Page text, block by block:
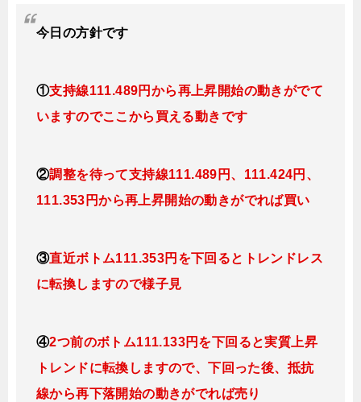
今日 の方針です
①支持線111.489円から再上昇開始の動きがでて
いますのでここから買える動きです
②調整を待って支持線111.489円、111.424円、
111.353円から再上昇開始の動きがでれば買い
③直近ボトム111.353円を下回るとトレンドレス
に転換しますので様子見
④2つ前のボトム111.133円を下回ると実質上昇
トレンドに転換しますので、下回った後、抵抗
線から再下落開始の動きがでれば売り